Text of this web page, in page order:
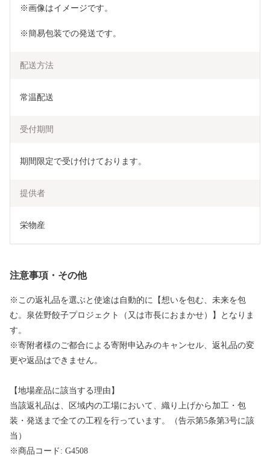
※画像はイメージです。
※簡易包装での発送です。
配送方法
常温配送
受付期間
期間限定で受け付けております。
提供者
栄物産
注意事項・その他
※この返礼品を選ぶと使途は自動的に【想いを包む、未来を包
む。泉佐野餃子プロジェクト（又は市長におまかせ）】となりま
す。
※寄附者様のご都合による寄附申込みのキャンセル、返礼品の変
更や返品はできません。
【地場産品に該当する理由】
当該返礼品は、区域内の工場において、織り上げから加工・包
装・発送まで全ての工程を行っています。（告示第5条第3号に該
当）
※商品コード: G4508